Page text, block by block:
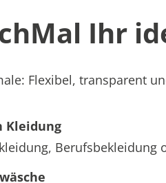
Ihr
Flexibel, transparent
Kleidung